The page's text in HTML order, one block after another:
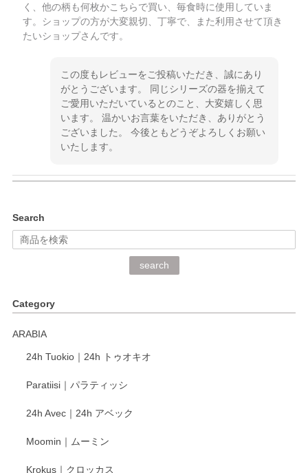
く、他の柄も何枚かこちらで買い、毎食時に使用していま
す。ショップの方が大変親切、丁寧で、また利用させて頂き
たいショップさんです。
この度もレビューをご投稿いただき、誠にあり
がとうございます。 同じシリーズの器を揃えて
ご愛用いただいているとのこと、大変嬉しく思
います。 温かいお言葉をいただき、ありがとう
ございました。 今後ともどうぞよろしくお願い
いたします。
深さや大きさがとてもちょうど良く、手に馴染み、洗いやす
く、他の柄も何枚かこちらで買い、毎食時に使用していま
く交換して下さいました。
がとうございます。 同じシリーズの器を揃えて
います。 温かいお言葉をいただき、ありがとう
いたします。
Search
search
Category
ARABIA
24h Tuokio｜24h トゥオキオ
Paratiisi｜パラティッシ
24h Avec｜24h アベック
Moomin｜ムーミン
Krokus｜クロッカス